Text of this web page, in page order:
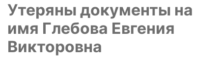
Утеряны документы на
имя Глебова Евгения
Викторовна